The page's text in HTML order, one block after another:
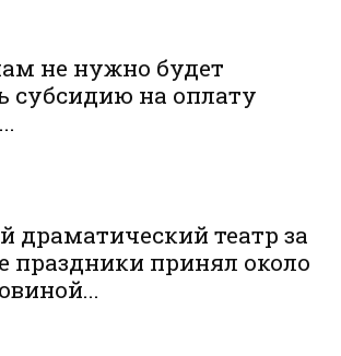
не нужно будет
субсидию на оплату
драматический театр за
праздники принял около